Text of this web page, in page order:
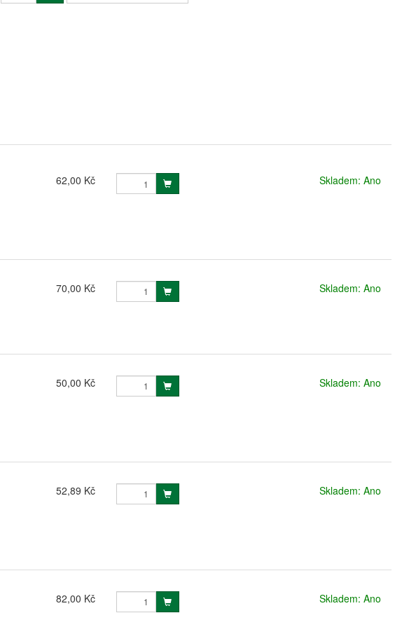
62,00 Kč Skladem: Ano
70,00 Kč Skladem: Ano
50,00 Kč Skladem: Ano
52,89 Kč Skladem: Ano
82,00 Kč Skladem: Ano